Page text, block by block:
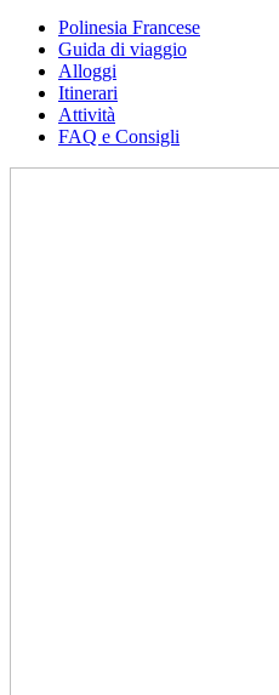
Polinesia Francese
Guida di viaggio
Alloggi
Itinerari
Attività
FAQ e Consigli